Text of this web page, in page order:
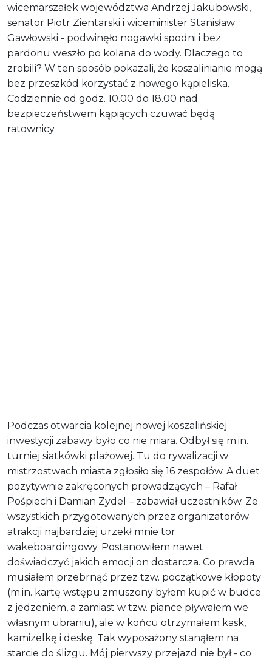
wicemarszałek województwa Andrzej Jakubowski,
senator Piotr Zientarski i wiceminister Stanisław
Gawłowski - podwinęło nogawki spodni i bez
pardonu weszło po kolana do wody. Dlaczego to
zrobili? W ten sposób pokazali, że koszalinianie mogą
bez przeszkód korzystać z nowego kąpieliska.
Codziennie od godz. 10.00 do 18.00 nad
bezpieczeństwem kąpiących czuwać będą
ratownicy.
Podczas otwarcia kolejnej nowej koszalińskiej
inwestycji zabawy było co nie miara. Odbył się m.in.
turniej siatkówki plażowej. Tu do rywalizacji w
mistrzostwach miasta zgłosiło się 16 zespołów. A duet
pozytywnie zakręconych prowadzących – Rafał
Pośpiech i Damian Zydel – zabawiał uczestników. Ze
wszystkich przygotowanych przez organizatorów
atrakcji najbardziej urzekł mnie tor
wakeboardingowy. Postanowiłem nawet
doświadczyć jakich emocji on dostarcza. Co prawda
musiałem przebrnąć przez tzw. początkowe kłopoty
(m.in. kartę wstępu zmuszony byłem kupić w budce
z jedzeniem, a zamiast w tzw. piance pływałem we
własnym ubraniu), ale w końcu otrzymałem kask,
kamizelkę i deskę. Tak wyposażony stanąłem na
starcie do ślizgu. Mój pierwszy przejazd nie był - co